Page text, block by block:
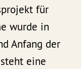
für
wurde in
Anfang der
eine